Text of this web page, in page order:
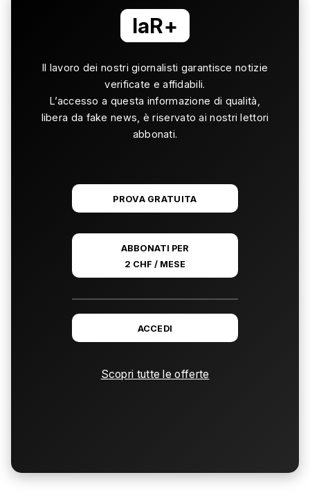
laR+
Il lavoro dei nostri giornalisti garantisce notizie
verificate e affidabili.
L’accesso a questa informazione di qualità,
libera da fake news, è riservato ai nostri lettori
abbonati.
PROVA GRATUITA
ABBONATI PER
2 CHF / MESE
ACCEDI
Scopri tutte le offerte